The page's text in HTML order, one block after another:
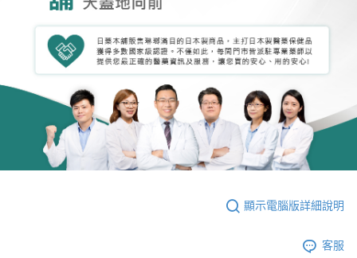
顯示電腦版詳細說明
客服